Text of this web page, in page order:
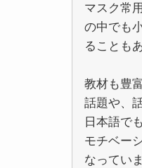
マスク常
の中でも
ることも
教材も豊
話題や、
日本語で
モチベー
なってい